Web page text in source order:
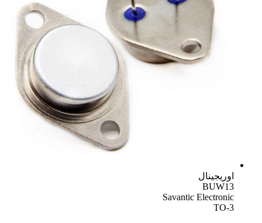
اوریجینال
BUW13
Savantic Electronic
TO-3